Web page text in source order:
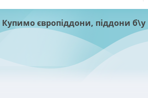
Купимо європіддони, піддони б\у